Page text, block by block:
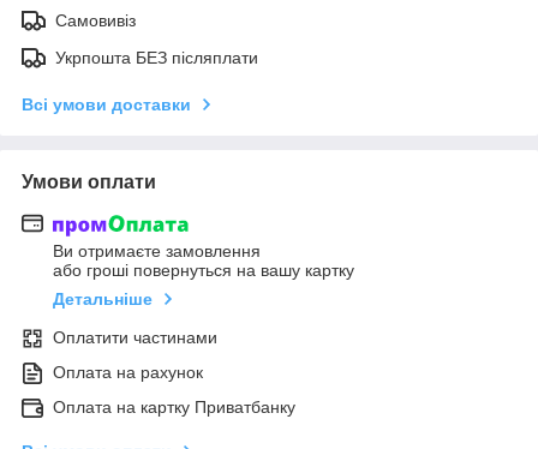
Самовивіз
Укрпошта БЕЗ післяплати
Всі умови доставки
Умови оплати
Ви отримаєте замовлення
або гроші повернуться на вашу картку
Детальніше
Оплатити частинами
Оплата на рахунок
Оплата на картку Приватбанку